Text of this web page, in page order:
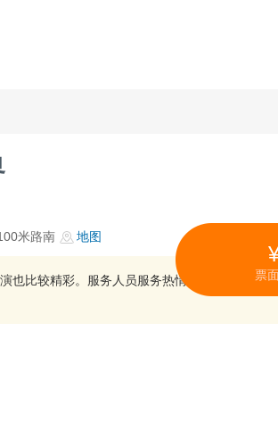
米路南 地图
也比较精彩。服务人员服务热情，小孩子玩的比
票